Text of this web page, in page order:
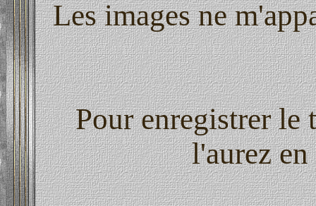
Les images ne
Pour enregistrer le
l'aurez